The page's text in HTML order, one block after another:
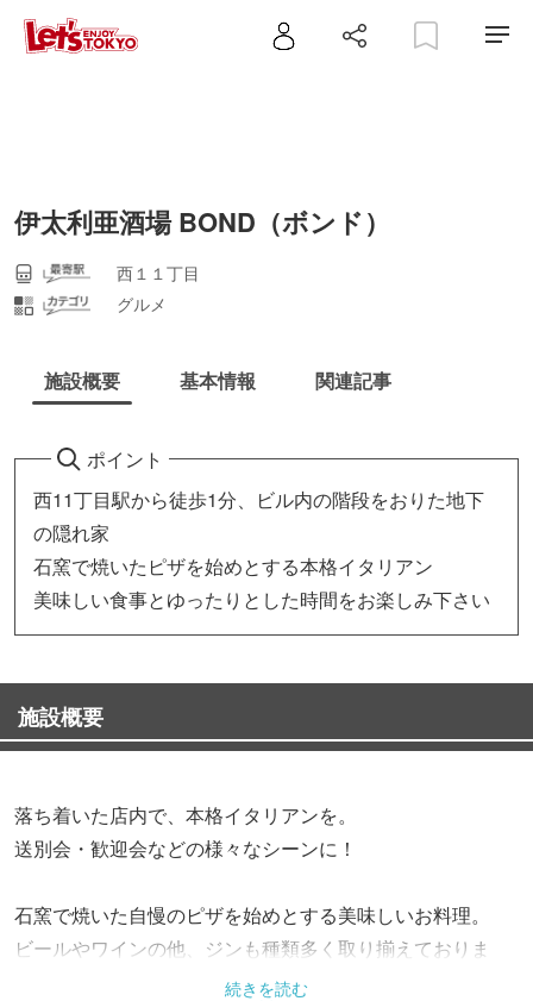
伊太利亜酒場 BOND（ボンド）
西１１丁目
グルメ
施設概要 基本情報 関連記事
ポイント
西11丁目駅から徒歩1分、ビル内の階段をおりた地下
の隠れ家
石窯で焼いたピザを始めとする本格イタリアン
美味しい食事とゆったりとした時間をお楽しみ下さい
施設概要
落ち着いた店内で、本格イタリアンを。
送別会・歓迎会などの様々なシーンに！
石窯で焼いた自慢のピザを始めとする美味しいお料理。
ビールやワインの他、ジンも種類多く取り揃えておりま
続きを読む